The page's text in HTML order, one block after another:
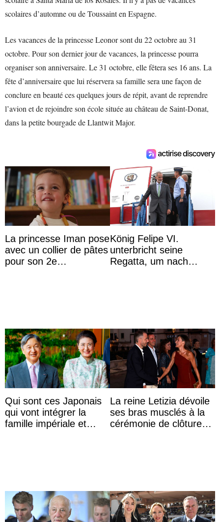
scolaires d’automne ou de Toussaint en Espagne.
Les vacances de la princesse Leonor sont du 22 octobre au 31
octobre. Pour son dernier jour de vacances, la princesse pourra
organiser son anniversaire. Le 31 octobre, elle fêtera ses 16 ans. La
fête d’anniversaire que lui réservera sa famille sera une façon de
conclure en beauté ces quelques jours de répit, avant de reprendre
l’avion et de rejoindre son école située au château de Saint-Donat,
dans la petite bourgade de Llantwit Major.
La princesse Iman pose
avec un collier de pâtes
pour son 2e
König Felipe VI.
unterbricht seine
Regatta, um nach
Qui sont ces Japonais
qui vont intégrer la
famille impériale et
La reine Letizia dévoile
ses bras musclés à la
cérémonie de clôture